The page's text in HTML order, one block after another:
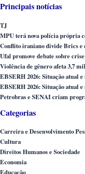
Principais notícias
TJ
MPU terá nova polícia própria
Conflito iraniano divide Brics e
Ufal promove debate sobre
Violência de gênero afeta 3,7
EBSERH 2026: Situação atual
EBSERH 2026: Situação atual
Petrobras e SENAI criam
Categorias
Carreira e Desenvolvimento
Cultura
Direitos Humanos e Sociedade
Economia
Educação